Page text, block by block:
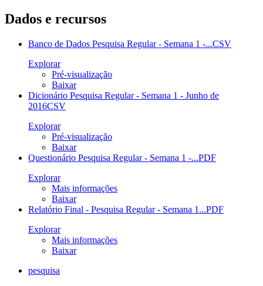
Dados e recursos
Banco de Dados Pesquisa Regular - Semana 1 -...CSV
Explorar
Pré-visualização
Baixar
Dicionário Pesquisa Regular - Semana 1 - Junho de
2016CSV
Explorar
Pré-visualização
Baixar
Questionário Pesquisa Regular - Semana 1 -...PDF
Explorar
Mais informações
Baixar
Relatório Final - Pesquisa Regular - Semana 1...PDF
Explorar
Mais informações
Baixar
pesquisa